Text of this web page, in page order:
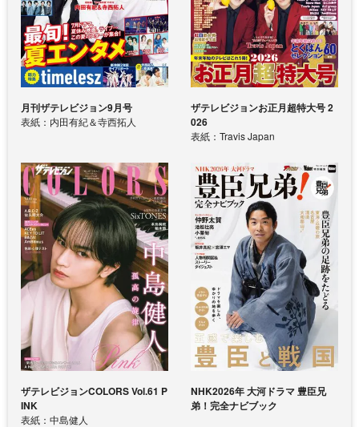
月刊ザテレビジョン9月号
表紙：内田有紀＆寺西拓人
ザテレビジョンお正月超特大号 2
026
表紙：Travis Japan
ザテレビジョンCOLORS Vol.61 P
INK
表紙：中島健人
NHK2026年 大河ドラマ 豊臣兄
弟！完全ナビブック